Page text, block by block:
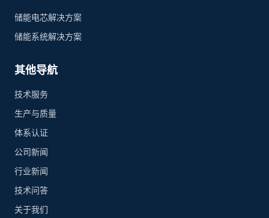
储能电芯解决方案
储能系统解决方案
其他导航
技术服务
生产与质量
体系认证
公司新闻
行业新闻
技术问答
关于我们